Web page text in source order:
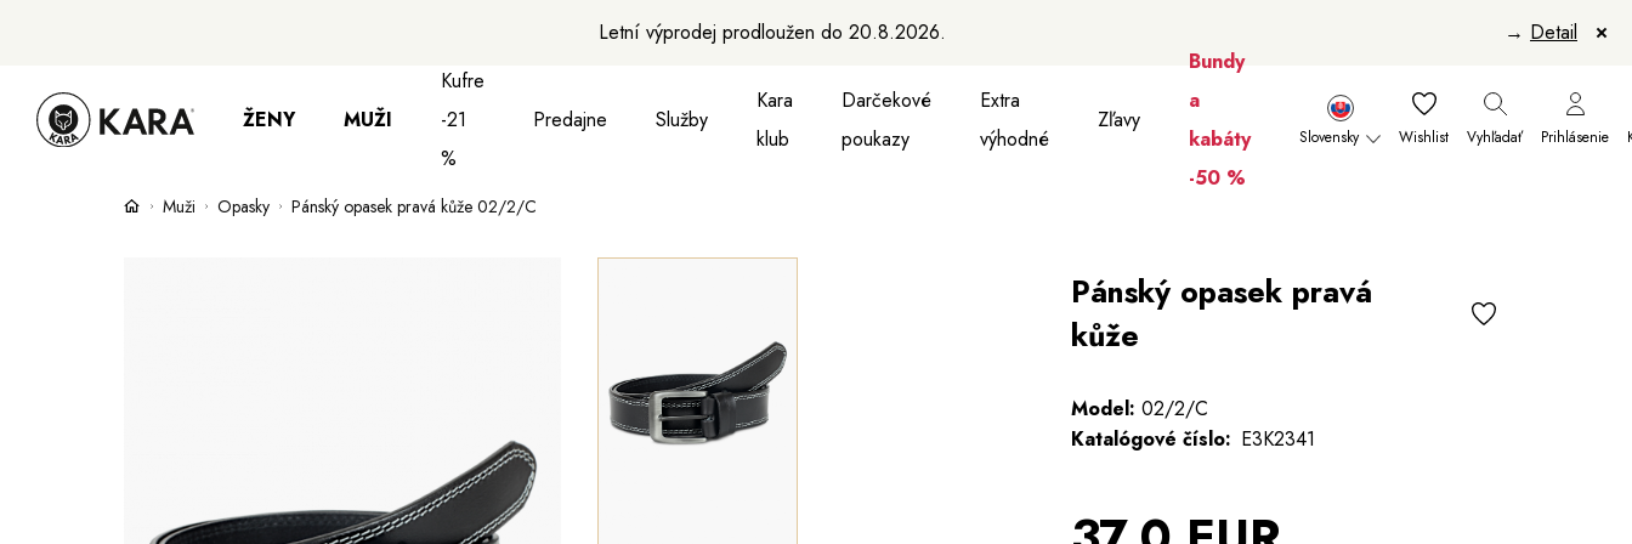
Letní výprodej prodloužen do 20.8.2026. → Detail
ŽENY
Bundy, kabáty a vesty Sukne, vesty a košele
MUŽI
Bundy, kabáty a vesty
Kufre
-21
%
Predajne Služby
Kara
klub
Darčekové
poukazy
Extra
výhodné
Zľavy
Bundy
a
kabáty
-50 %
Slovensky Wishlist Vyhľadať Prihlásenie
Muži Opasky Pánský opasek pravá kůže 02/2/C
Pánský opasek pravá
kůže
Model: 02/2/C
Katalógové číslo: E3K2341